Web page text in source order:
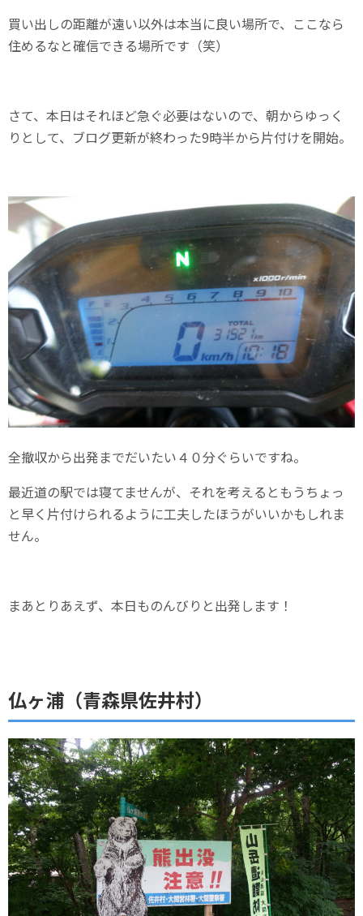
買い出しの距離が遠い以外は本当に良い場所で、ここなら
住めるなと確信できる場所です（笑）
さて、本日はそれほど急ぐ必要はないので、朝からゆっく
りとして、ブログ更新が終わった9時半から片付けを開始。
全撤収から出発までだいたい４０分ぐらいですね。
最近道の駅では寝てませんが、それを考えるともうちょっ
と早く片付けられるように工夫したほうがいいかもしれま
せん。
まあとりあえず、本日ものんびりと出発します！
仏ヶ浦（青森県佐井村）